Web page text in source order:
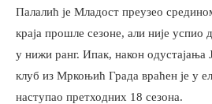
Палалић је Младост преузео
краја прошле сезоне, али није успио
у нижи ранг. Ипак, након одустајања
клуб из Мркоњић Града враћен је у
наступао претходних 18 сезона.